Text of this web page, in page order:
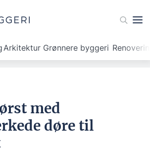
Arkitektur Grønnere byggeri
med
døre til